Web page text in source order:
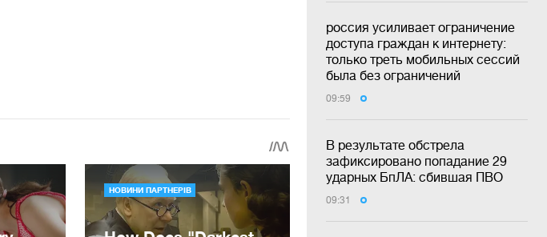
россия усиливает ограничение
доступа граждан к интернету:
только треть мобильных сессий
была без ограничений
09:59
В результате обстрела
зафиксировано попадание 29
ударных БпЛА: сбившая ПВО
09:31